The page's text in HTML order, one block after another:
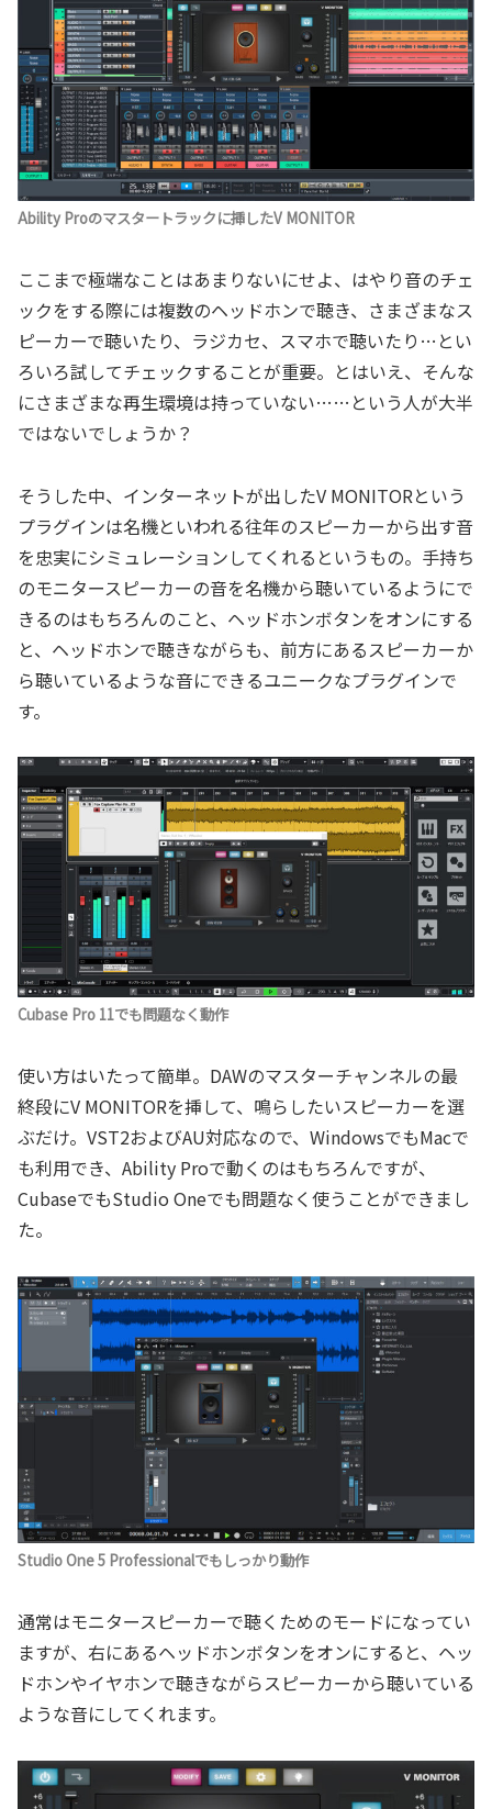
Ability Proのマスタートラックに挿したV MONITOR
ここまで極端なことはあまりないにせよ、はやり音のチェ
ックをする際には複数のヘッドホンで聴き、さまざまなス
ピーカーで聴いたり、ラジカセ、スマホで聴いたり…とい
ろいろ試してチェックすることが重要。とはいえ、そんな
にさまざまな再生環境は持っていない……という人が大半
ではないでしょうか？
そうした中、インターネットが出したV MONITORという
プラグインは名機といわれる往年のスピーカーから出す音
を忠実にシミュレーションしてくれるというもの。手持ち
のモニタースピーカーの音を名機から聴いているようにで
きるのはもちろんのこと、ヘッドホンボタンをオンにする
と、ヘッドホンで聴きながらも、前方にあるスピーカーか
ら聴いているような音にできるユニークなプラグインで
す。
Cubase Pro 11でも問題なく動作
使い方はいたって簡単。DAWのマスターチャンネルの最
終段にV MONITORを挿して、鳴らしたいスピーカーを選
ぶだけ。VST2およびAU対応なので、WindowsでもMacで
も利用でき、Ability Proで動くのはもちろんですが、
CubaseでもStudio Oneでも問題なく使うことができまし
た。
Studio One 5 Professionalでもしっかり動作
通常はモニタースピーカーで聴くためのモードになってい
ますが、右にあるヘッドホンボタンをオンにすると、ヘッ
ドホンやイヤホンで聴きながらスピーカーから聴いている
ような音にしてくれます。